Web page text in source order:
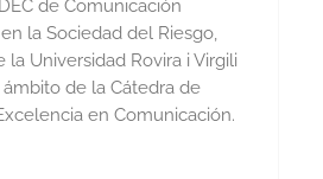
de Comunicación
la Sociedad del Riesgo,
la Universidad Rovira i Virgili
ámbito de la Cátedra de
en Comunicación.